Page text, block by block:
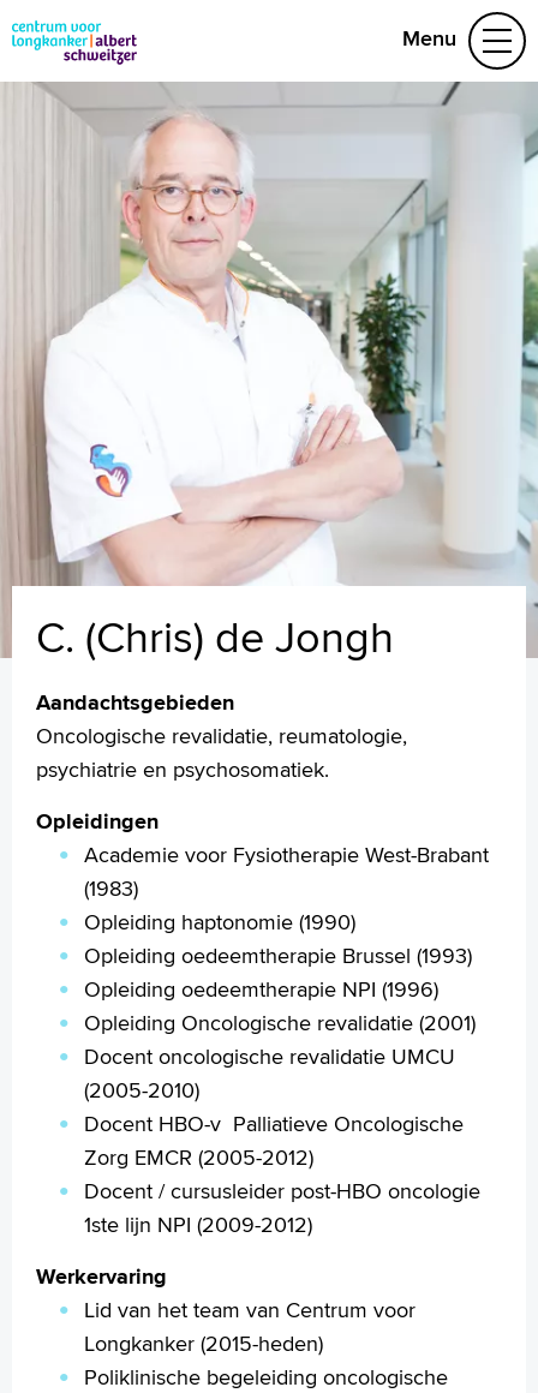
Menu
Behandelteam
Behandelingen
Folders
Video's
Research
(078) 652 33 28
Naar home asz.nl
C. (Chris) de Jongh
Aandachtsgebieden
Oncologische revalidatie, reumatologie,
psychiatrie en psychosomatiek.
Opleidingen
Academie voor Fysiotherapie West-Brabant
(1983)
Opleiding haptonomie (1990)
Opleiding oedeemtherapie Brussel (1993)
Opleiding oedeemtherapie NPI (1996)
Opleiding Oncologische revalidatie (2001)
Docent oncologische revalidatie UMCU
(2005-2010)
Docent HBO-v Palliatieve Oncologische
Zorg EMCR (2005-2012)
Docent / cursusleider post-HBO oncologie
1ste lijn NPI (2009-2012)
Werkervaring
Lid van het team van Centrum voor
Longkanker (2015-heden)
Poliklinische begeleiding oncologische